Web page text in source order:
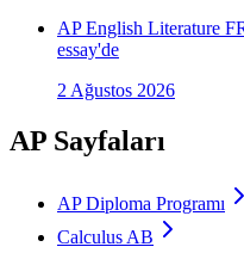
AP English Literature
essay'de
2 Ağustos 2026
AP Sayfaları
AP Diploma Programı
Calculus AB